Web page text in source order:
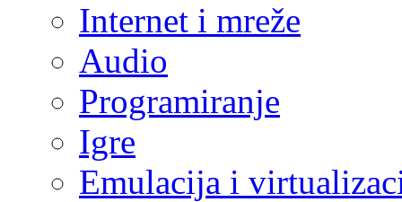
Internet i mreže
Audio
Programiranje
Igre
Emulacija i